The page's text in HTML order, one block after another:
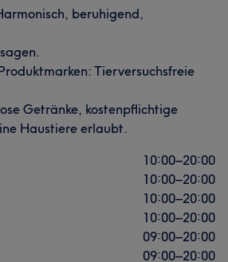
beruhigend,
Tierversuchsfreie
Getränke, kostenpflichtige
Haustiere erlaubt.
10:00–20:00
10:00–20:00
10:00–20:00
10:00–20:00
09:00–20:00
09:00–20:00